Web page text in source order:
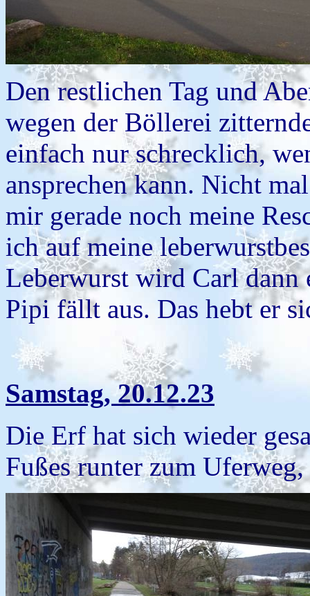
Den restlichen Tag und
wegen der Böllerei
einfach nur schrecklich,
ansprechen kann. Nicht
mir gerade noch meine
ich auf meine
Leberwurst wird Carl dann
Pipi fällt aus. Das hebt er
Samstag, 20.12.23
Die Erf hat sich wieder
Fußes runter zum Uferweg,